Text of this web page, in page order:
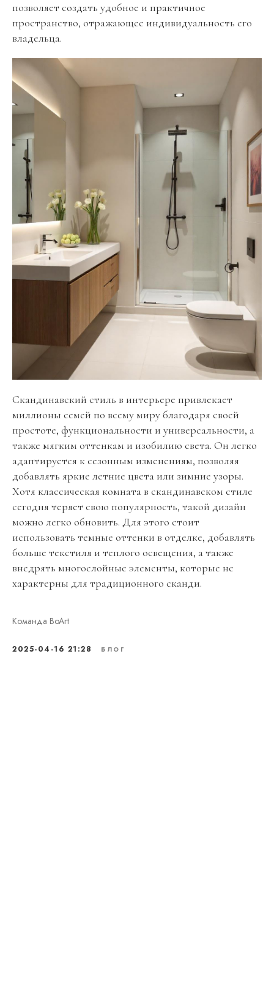
позволяет создать удобное и практичное
пространство, отражающее индивидуальность его
владельца.
Скандинавский стиль в интерьере привлекает
миллионы семей по всему миру благодаря своей
простоте, функциональности и универсальности, а
также мягким оттенкам и изобилию света. Он легко
адаптируется к сезонным изменениям, позволяя
добавлять яркие летние цвета или зимние узоры.
Хотя классическая комната в скандинавском стиле
сегодня теряет свою популярность, такой дизайн
можно легко обновить. Для этого стоит
использовать темные оттенки в отделке, добавлять
больше текстиля и теплого освещения, а также
внедрять многослойные элементы, которые не
характерны для традиционного сканди.
Команда BoArt
2025-04-16 21:28 БЛОГ